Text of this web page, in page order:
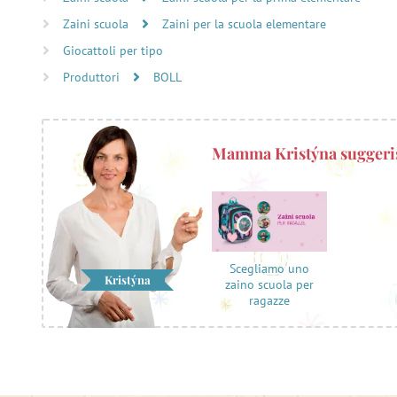
Zaini scuola
Zaini per la scuola elementare
Giocattoli per tipo
Produttori
BOLL
Kristýna
Mamma Kristýna
Scegliamo uno
zaino scuola per
ragazze